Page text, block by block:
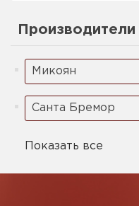
Кондитерские
изделия
Жевательные
Леденец
Производители
Микоян
Санта Бремор
Показать все